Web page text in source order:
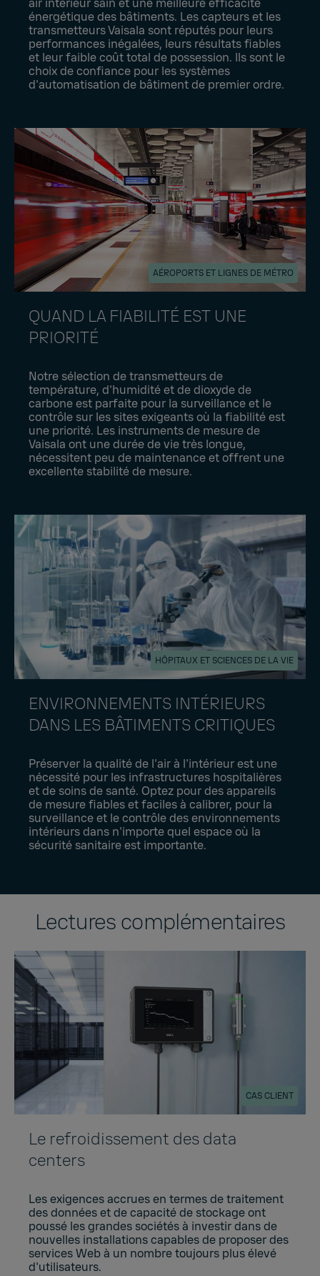
air intérieur sain et une meilleure efficacité
énergétique des bâtiments. Les capteurs et les
transmetteurs Vaisala sont réputés pour leurs
performances inégalées, leurs résultats fiables
et leur faible coût total de possession. Ils sont le
choix de confiance pour les systèmes
d'automatisation de bâtiment de premier ordre.
AÉROPORTS ET LIGNES DE MÉTRO
QUAND LA FIABILITÉ EST UNE
PRIORITÉ
Notre sélection de transmetteurs de
température, d'humidité et de dioxyde de
carbone est parfaite pour la surveillance et le
contrôle sur les sites exigeants où la fiabilité est
une priorité. Les instruments de mesure de
Vaisala ont une durée de vie très longue,
nécessitent peu de maintenance et offrent une
excellente stabilité de mesure.
HÔPITAUX ET SCIENCES DE LA VIE
ENVIRONNEMENTS INTÉRIEURS
DANS LES BÂTIMENTS CRITIQUES
Préserver la qualité de l'air à l'intérieur est une
nécessité pour les infrastructures hospitalières
et de soins de santé. Optez pour des appareils
de mesure fiables et faciles à calibrer, pour la
surveillance et le contrôle des environnements
intérieurs dans n'importe quel espace où la
sécurité sanitaire est importante.
Lectures complémentaires
CAS CLIENT
Le refroidissement des data
centers
Les exigences accrues en termes de traitement
des données et de capacité de stockage ont
poussé les grandes sociétés à investir dans de
nouvelles installations capables de proposer des
services Web à un nombre toujours plus élevé
d'utilisateurs.